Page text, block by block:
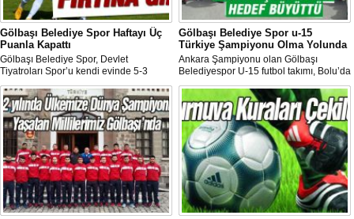
Gölbaşı Belediye Spor Haftayı Üç
Puanla Kapattı
Gölbaşı Belediye Spor, Devlet
Tiyatroları Spor’u kendi evinde 5-3
yenerek Ankara Süper Amatör ligde
puanını 7’ye çıkarttı.
Gölbaşı Belediye Spor u-15
Türkiye Şampiyonu Olma Yolunda
Ankara Şampiyonu olan Gölbaşı
Belediyespor U-15 futbol takımı, Bolu’da
düzenlenen Türkiye Şampiyonası’na
katılmak için Bolu’ya Gölbaşı Belediye
Başkanı Fatih Duruay tarafından
uğurlandı.